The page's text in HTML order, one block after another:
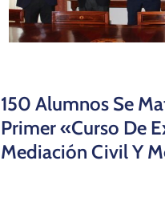
150 Alumnos Se
Primer «Curso De
Mediación Civil Y